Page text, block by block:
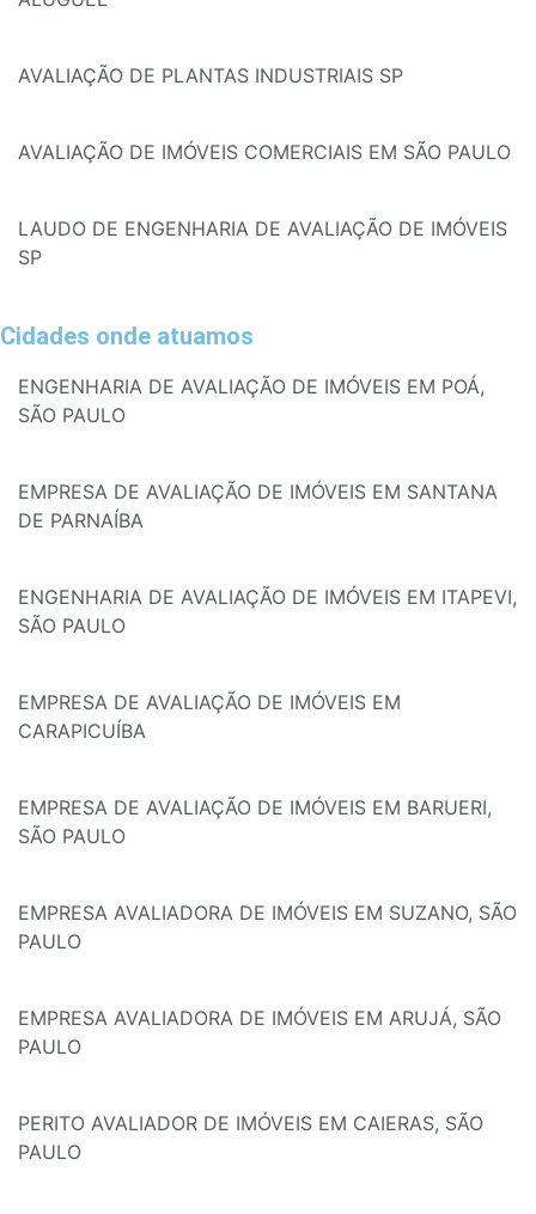
AVALIAÇÃO DE PLANTAS INDUSTRIAIS SP
AVALIAÇÃO DE IMÓVEIS COMERCIAIS EM SÃO PAULO
LAUDO DE ENGENHARIA DE AVALIAÇÃO DE IMÓVEIS
SP
Cidades onde atuamos
ENGENHARIA DE AVALIAÇÃO DE IMÓVEIS EM POÁ,
SÃO PAULO
EMPRESA DE AVALIAÇÃO DE IMÓVEIS EM SANTANA
DE PARNAÍBA
ENGENHARIA DE AVALIAÇÃO DE IMÓVEIS EM ITAPEVI,
SÃO PAULO
EMPRESA DE AVALIAÇÃO DE IMÓVEIS EM
CARAPICUÍBA
EMPRESA DE AVALIAÇÃO DE IMÓVEIS EM BARUERI,
SÃO PAULO
EMPRESA AVALIADORA DE IMÓVEIS EM SUZANO, SÃO
PAULO
EMPRESA AVALIADORA DE IMÓVEIS EM ARUJÁ, SÃO
PAULO
PERITO AVALIADOR DE IMÓVEIS EM CAIERAS, SÃO
PAULO